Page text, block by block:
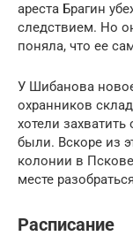
ареста Брагин
следствием. Но
поняла, что ее
У Шибанова
охранников
хотели
были. Вскоре из
колонии в
месте
Расписание